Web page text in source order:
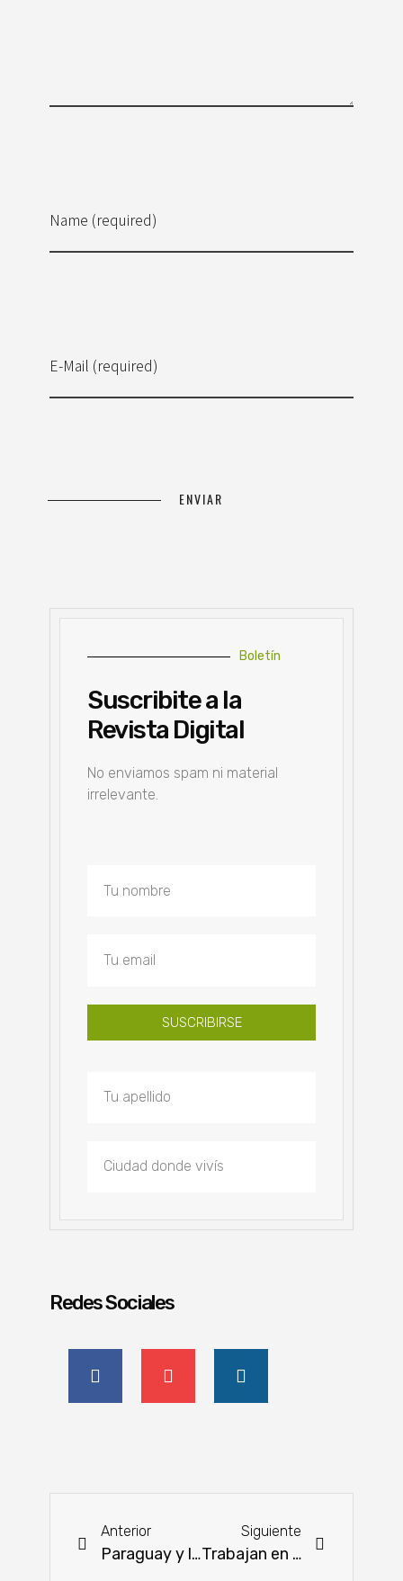
Name (required)
E-Mail (required)
Boletín
Suscribite a la
Revista Digital
No enviamos spam ni material
irrelevante.
SUSCRIBIRSE
Redes Sociales
Anterior
Paraguay y la India apuntan a cooperaciones estratégicas en energía, salud, ciencia y agroindustria
Siguiente
Trabajan en el desarrollo de app móvil con tecnología geoespacial para su uso en el sector semillero